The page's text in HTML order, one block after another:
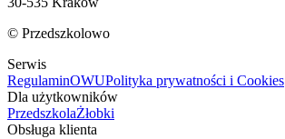
© Przedszkolowo
Serwis
RegulaminOWUPolityka prywatności i Cookies
Dla użytkowników
PrzedszkolaŻłobki
Obsługa klienta